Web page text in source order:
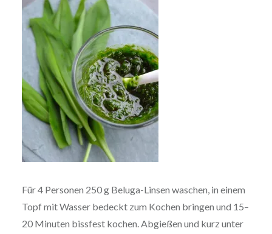
Für 4 Personen 250 g Beluga-Linsen waschen, in einem
Topf mit Wasser bedeckt zum Kochen bringen und 15–
20 Minuten bissfest kochen. Abgießen und kurz unter